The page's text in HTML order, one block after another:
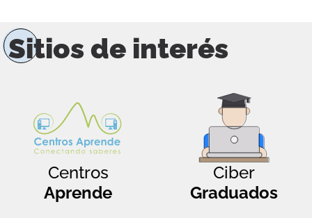
Sitios de interés
Centros
Aprende
Ciber
Graduados